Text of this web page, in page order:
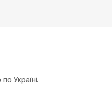
Україні.